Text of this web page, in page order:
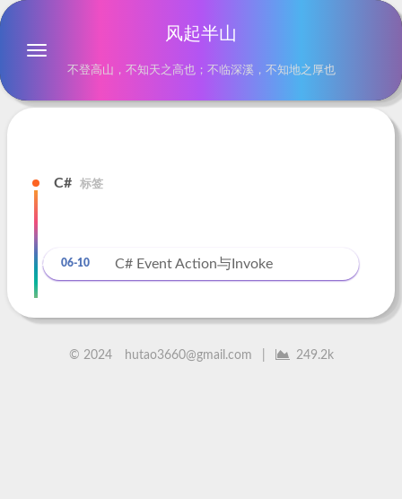
风起半山
不登高山，不知天之高也；不临深溪，不知地之厚也
C# 标签
C# Event Action与Invoke
06-10
© 2024 hutao3660@gmail.com 249.2k